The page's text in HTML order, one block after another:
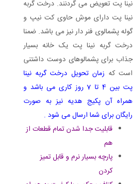
نینا پت تعویض می گردنند. درخت گربه
نینا پت دارای موش حاوی کت نیپ و
گوله پشمالوی فنر دار نیز می باشد. ضمنا
درخت گربه نینا پت یک خانه بسیار
جذاب برای پشمالوهای دوست داشتنی
است که زمان تحویل درخت گربه نینا
پت بین 4 تا 7 روز کاری می باشد و
همراه آن پکیج هدیه نیز به صورت
رایگان برای شما ارسال می شود .
قابلیت جدا شدن تمام قطعات از
هم
پارچه بسیار نرم و قابل تمیز
کردن